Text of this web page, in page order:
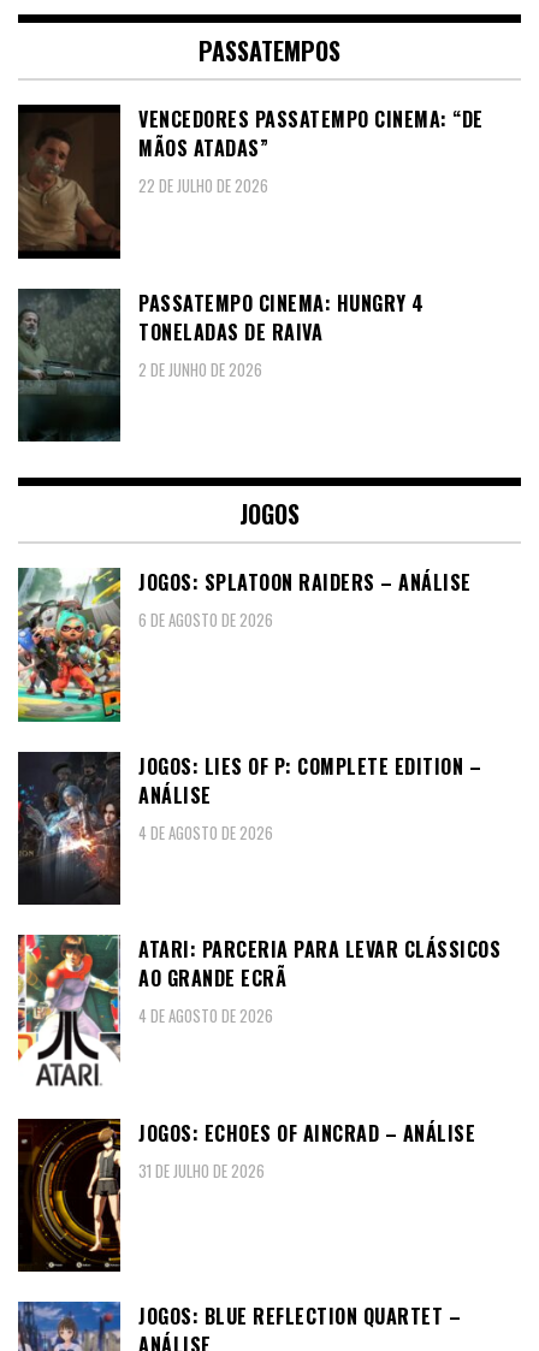
PASSATEMPOS
VENCEDORES PASSATEMPO CINEMA: “DE
MÃOS ATADAS”
22 DE JULHO DE 2026
PASSATEMPO CINEMA: HUNGRY 4
TONELADAS DE RAIVA
2 DE JUNHO DE 2026
JOGOS
JOGOS: SPLATOON RAIDERS – ANÁLISE
6 DE AGOSTO DE 2026
JOGOS: LIES OF P: COMPLETE EDITION –
ANÁLISE
4 DE AGOSTO DE 2026
ATARI: PARCERIA PARA LEVAR CLÁSSICOS
AO GRANDE ECRÃ
4 DE AGOSTO DE 2026
JOGOS: ECHOES OF AINCRAD – ANÁLISE
31 DE JULHO DE 2026
JOGOS: BLUE REFLECTION QUARTET –